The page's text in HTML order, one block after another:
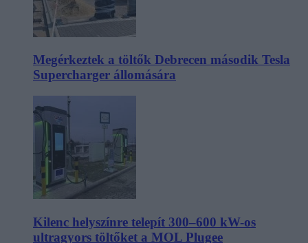
Megérkeztek a töltők Debrecen második Tesla
Supercharger állomására
Kilenc helyszínre telepít 300–600 kW-os
ultragyors töltőket a MOL Plugee